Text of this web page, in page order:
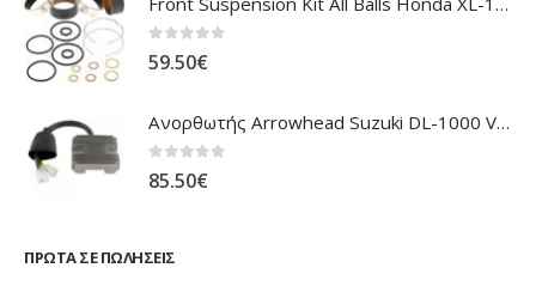
0 out of 5
59.50€
Ανορθωτής Arrowhead Suzuki DL-1000 V'Strom
0out of 5
85.50€
ΠΡΏΤΑ ΣΕ ΠΩΛΉΣΕΙΣ